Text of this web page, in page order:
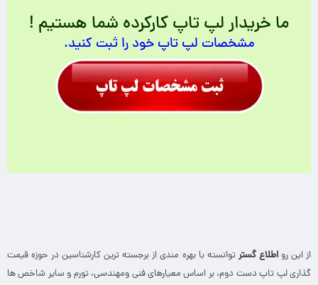
ما خریدار لپ تاپ کارکرده شما هستیم !
مشخصات لپ تاپ خود را ثبت کنید.
از این رو اطلاع گسترتوانسته با بهره مندی از برجسته ترین کارشناسین در حوزه قیمت
گذاری لپ تاپ دست دوم، بر اساس معیارهای فنی ومهندسی، تورم و سایر شاخص ها